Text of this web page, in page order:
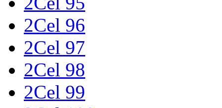
2Cel 96
2Cel 97
2Cel 98
2Cel 99